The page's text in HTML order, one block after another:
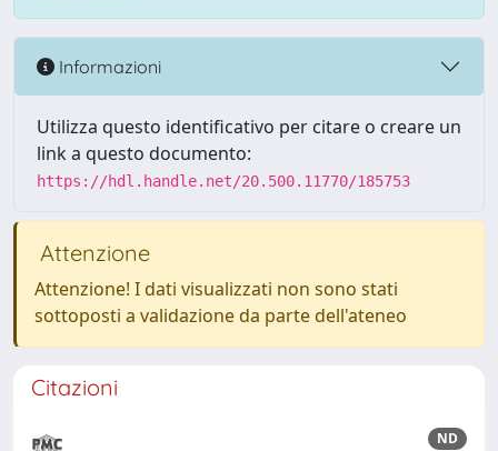
Informazioni
Utilizza questo identificativo per citare o creare un
link a questo documento:
https://hdl.handle.net/20.500.11770/185753
Attenzione
Attenzione! I dati visualizzati non sono stati
sottoposti a validazione da parte dell'ateneo
Citazioni
ND